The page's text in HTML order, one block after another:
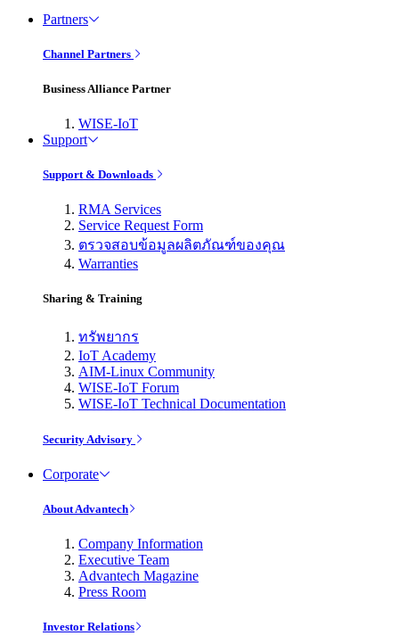
Partners
Channel Partners
Business Alliance Partner
WISE-IoT
Support
Support & Downloads
RMA Services
Service Request Form
ตรวจสอบข้อมูลผลิตภัณฑ์ของคุณ
Warranties
Sharing & Training
ทรัพยากร
IoT Academy
AIM-Linux Community
WISE-IoT Forum
WISE-IoT Technical Documentation
Security Advisory
Corporate
About Advantech
Company Information
Executive Team
Advantech Magazine
Press Room
Investor Relations